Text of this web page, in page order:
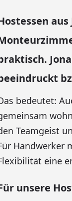
bedeutet:
Teamgeist
Handwerker
eine
unsere